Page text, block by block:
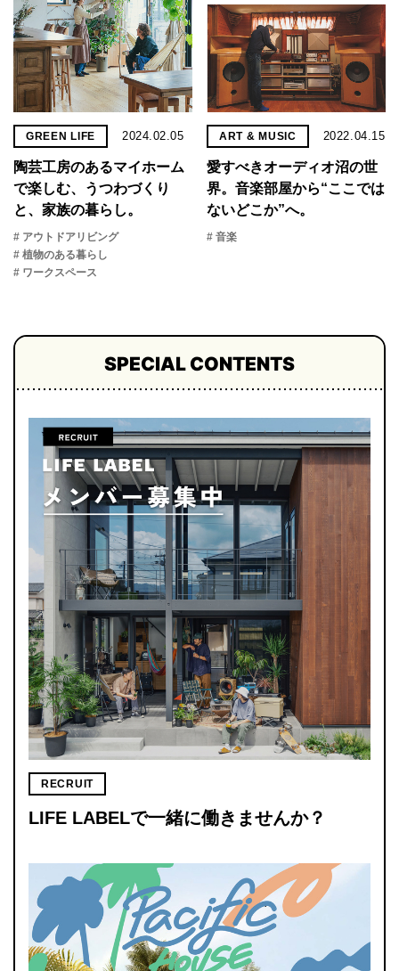
GREEN LIFE 2024.02.05
陶芸工房のあるマイホーム
で楽しむ、うつわづくり
と、家族の暮らし。
# アウトドアリビング
# 植物のある暮らし
# ワークスペース
ART & MUSIC 2022.04.15
愛すべきオーディオ沼の世
界。音楽部屋から“ここでは
ないどこか”へ。
# 音楽
SPECIAL CONTENTS
RECRUIT
LIFE LABELで一緒に働きませんか？